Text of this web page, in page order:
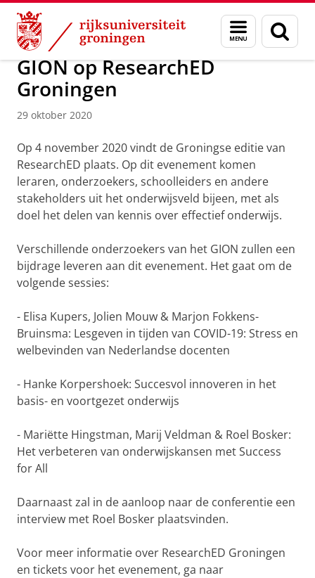
Skip
Content
Skip
Navigation
Menu
en
zoeken
Over ons Actueel Nieuws Nieuwsberichten
GION op ResearchED
Groningen
29 oktober 2020
Op 4 november 2020 vindt de Groningse editie van
ResearchED plaats. Op dit evenement komen
leraren, onderzoekers, schoolleiders en andere
stakeholders uit het onderwijsveld bijeen, met als
doel het delen van kennis over effectief onderwijs.
Verschillende onderzoekers van het GION zullen een
bijdrage leveren aan dit evenement. Het gaat om de
volgende sessies:
- Elisa Kupers, Jolien Mouw & Marjon Fokkens-
Bruinsma: Lesgeven in tijden van COVID-19: Stress en
welbevinden van Nederlandse docenten
- Hanke Korpershoek: Succesvol innoveren in het
basis- en voortgezet onderwijs
- Mariëtte Hingstman, Marij Veldman & Roel Bosker:
Het verbeteren van onderwijskansen met Success
for All
Daarnaast zal in de aanloop naar de conferentie een
interview met Roel Bosker plaatsvinden.
Voor meer informatie over ResearchED Groningen
en tickets voor het evenement, ga naar